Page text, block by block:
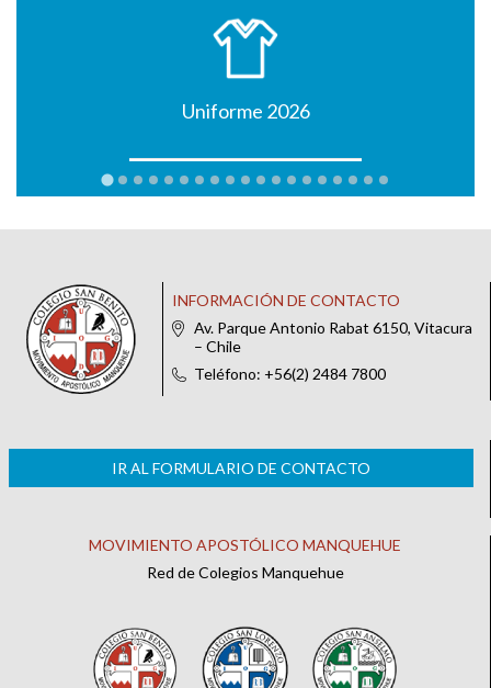
Uniforme 2026
INFORMACIÓN DE CONTACTO
Av. Parque Antonio Rabat 6150, Vitacura
– Chile
Teléfono: +56(2) 2484 7800
IR AL FORMULARIO DE CONTACTO
MOVIMIENTO APOSTÓLICO MANQUEHUE
Red de Colegios Manquehue